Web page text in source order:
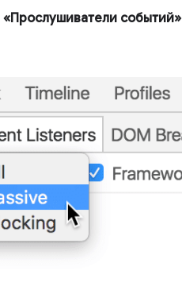
«Прослушиватели событий»